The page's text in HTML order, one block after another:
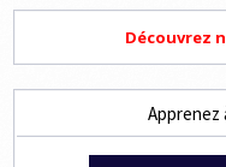
Découvrez
Apprenez